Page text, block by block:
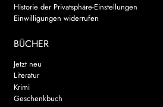
Historie der Privatsphäre-Einstellungen
Einwilligungen widerrufen
BÜCHER
Jetzt neu
Literatur
Krimi
Geschenkbuch